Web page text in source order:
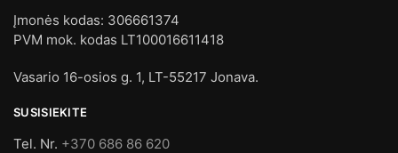
Įmonės kodas: 306661374
PVM mok. kodas LT100016611418
Vasario 16-osios g. 1, LT-55217 Jonava.
SUSISIEKITE
Tel. Nr. +370 686 86 620